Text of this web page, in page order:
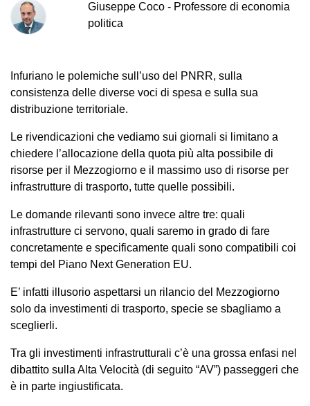
Giuseppe Coco - Professore di economia
politica
Infuriano le polemiche sull’uso del PNRR, sulla
consistenza delle diverse voci di spesa e sulla sua
distribuzione territoriale.
Le rivendicazioni che vediamo sui giornali si limitano a
chiedere l’allocazione della quota più alta possibile di
risorse per il Mezzogiorno e il massimo uso di risorse per
infrastrutture di trasporto, tutte quelle possibili.
Le domande rilevanti sono invece altre tre: quali
infrastrutture ci servono, quali saremo in grado di fare
concretamente e specificamente quali sono compatibili coi
tempi del Piano Next Generation EU.
E’ infatti illusorio aspettarsi un rilancio del Mezzogiorno
solo da investimenti di trasporto, specie se sbagliamo a
sceglierli.
Tra gli investimenti infrastrutturali c’è una grossa enfasi nel
dibattito sulla Alta Velocità (di seguito “AV”) passeggeri che
è in parte ingiustificata.